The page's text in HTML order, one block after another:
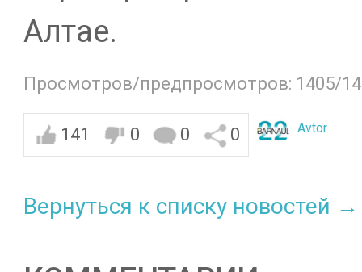
Алтае.
Просмотров/предпросмотров: 1405/
141 0 0 0 Avtor
Вернуться к списку новостей →